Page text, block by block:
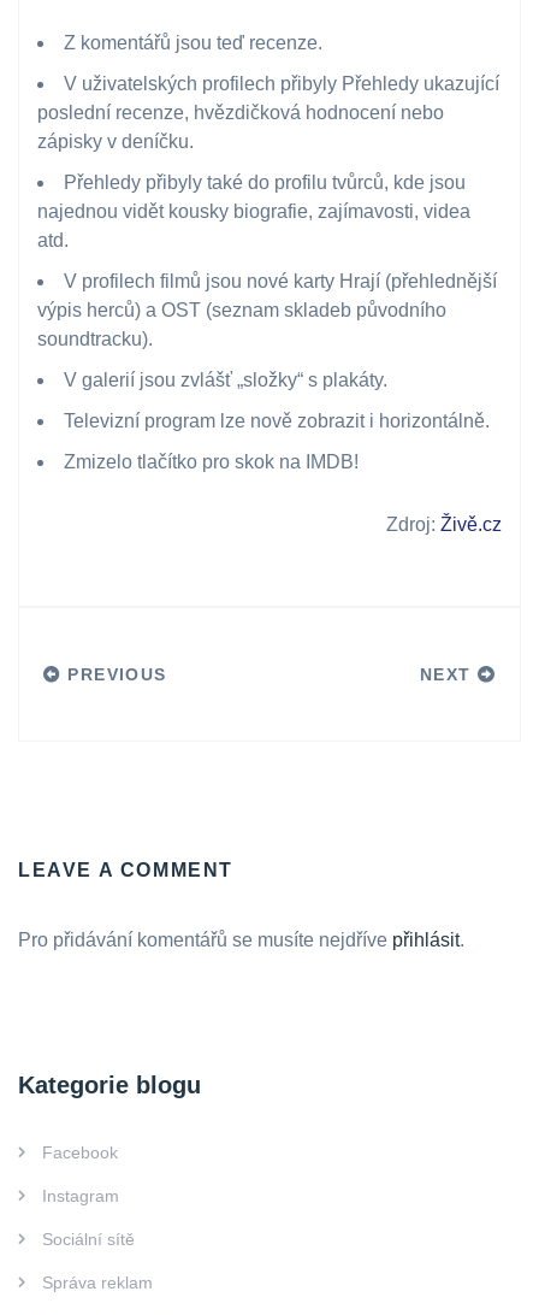
Z komentářů jsou teď recenze.
V uživatelských profilech přibyly Přehledy ukazující
poslední recenze, hvězdičková hodnocení nebo
zápisky v deníčku.
Přehledy přibyly také do profilu tvůrců, kde jsou
najednou vidět kousky biografie, zajímavosti, videa
atd.
V profilech filmů jsou nové karty Hrají (přehlednější
výpis herců) a OST (seznam skladeb původního
soundtracku).
V galerií jsou zvlášť „složky“ s plakáty.
Televizní program lze nově zobrazit i horizontálně.
Zmizelo tlačítko pro skok na IMDB!
Zdroj: Živě.cz
PREVIOUS NEXT
LEAVE A COMMENT
Pro přidávání komentářů se musíte nejdříve přihlásit.
Kategorie blogu
Facebook
Instagram
Sociální sítě
Správa reklam